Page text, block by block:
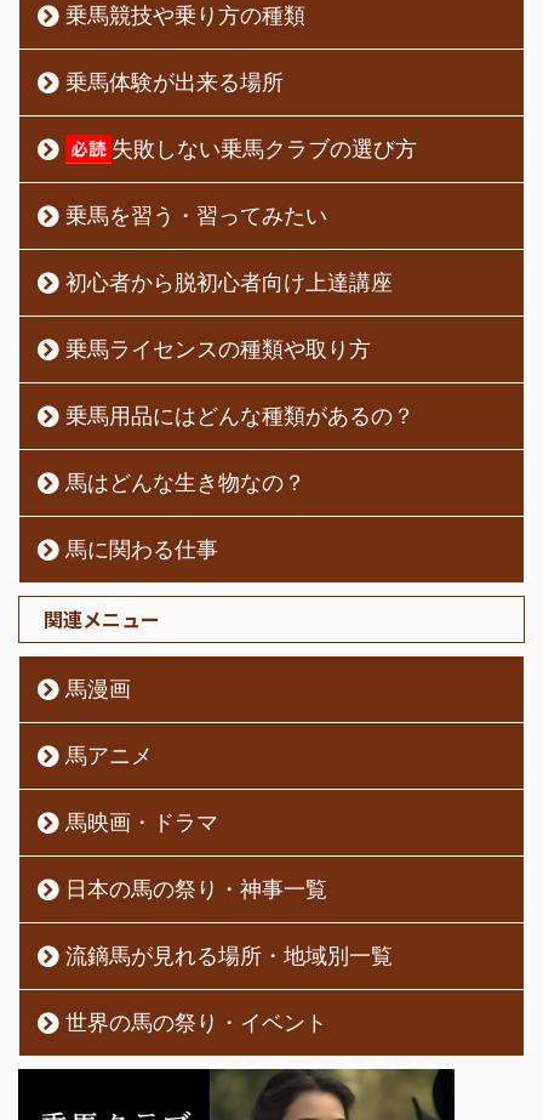
乗馬競技や乗り方の種類
乗馬体験が出来る場所
失敗しない乗馬クラブの選び方
乗馬を習う・習ってみたい
初心者から脱初心者向け上達講座
乗馬ライセンスの種類や取り方
乗馬用品にはどんな種類があるの？
馬はどんな生き物なの？
馬に関わる仕事
関連メニュー
馬漫画
馬アニメ
馬映画・ドラマ
日本の馬の祭り・神事一覧
流鏑馬が見れる場所・地域別一覧
世界の馬の祭り・イベント